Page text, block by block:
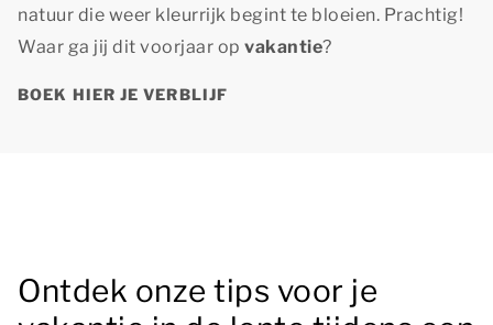
natuur die weer kleurrijk begint te bloeien. Prachtig!
Waar ga jij dit voorjaar op vakantie?
BOEK HIER JE VERBLIJF
Ontdek onze tips voor je